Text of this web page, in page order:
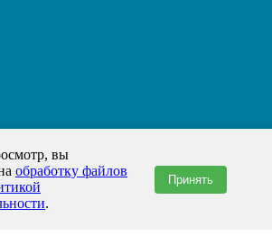
вы
обработку файлов
.
Принять